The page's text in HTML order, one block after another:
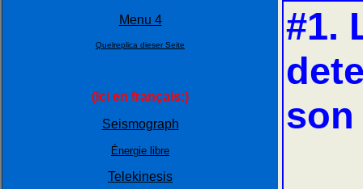
Menu 4
Quelreplica dieser Seite
(Ici en français:)
Seismograph
Énergie libre
Telekinesis
#1.